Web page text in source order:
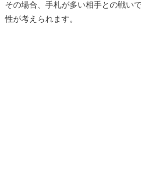
その場合、手札が多い相手との戦い
性が考えられます。